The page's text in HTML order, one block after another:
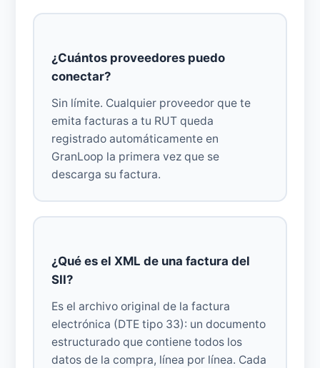
¿Cuántos proveedores puedo
conectar?
Sin límite. Cualquier proveedor que te
emita facturas a tu RUT queda
registrado automáticamente en
GranLoop la primera vez que se
descarga su factura.
¿Qué es el XML de una factura del
SII?
Es el archivo original de la factura
electrónica (DTE tipo 33): un documento
estructurado que contiene todos los
datos de la compra, línea por línea. Cada